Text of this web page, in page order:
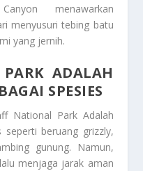
menawarkan
menyusuri tebing batu
yang jernih.
ADALAH
SPESIES
National Park Adalah
seperti beruang grizzly,
gunung. Namun,
menjaga jarak aman